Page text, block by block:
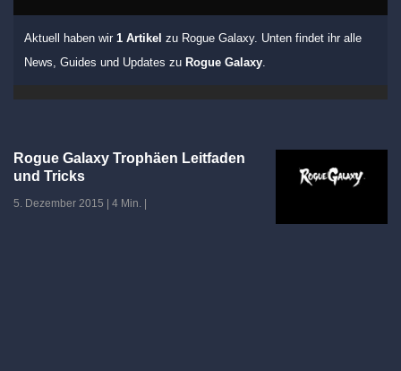
Aktuell haben wir 1 Artikel zu Rogue Galaxy. Unten findet ihr alle
News, Guides und Updates zu Rogue Galaxy.
Rogue Galaxy Trophäen Leitfaden
und Tricks
5. Dezember 2015 4 Min.